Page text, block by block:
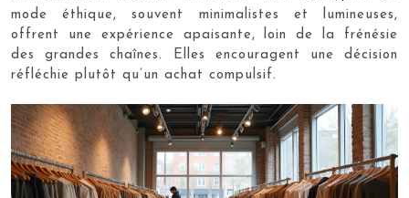
mode éthique, souvent minimalistes et lumineuses,
offrent une expérience apaisante, loin de la frénésie
des grandes chaînes. Elles encouragent une décision
réfléchie plutôt qu’un achat compulsif.